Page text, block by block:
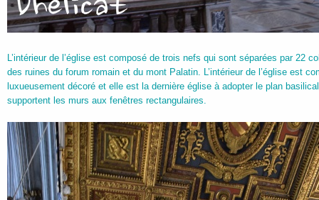
L’intérieur de l’église est composé de trois nefs qui sont séparées par 22
des ruines du forum romain et du mont Palatin. L’intérieur de l’église est
luxueusement décoré et elle est la dernière église à adopter le plan
supportent les murs aux fenêtres rectangulaires.